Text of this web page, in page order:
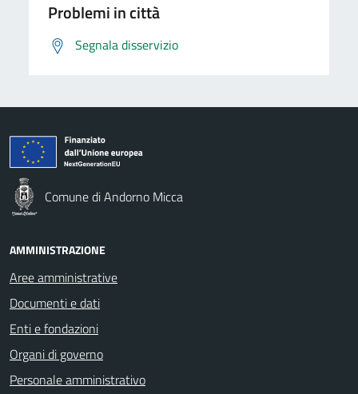
Problemi in città
Segnala disservizio
Comune di Andorno Micca
AMMINISTRAZIONE
Aree amministrative
Documenti e dati
Enti e fondazioni
Organi di governo
Personale amministrativo